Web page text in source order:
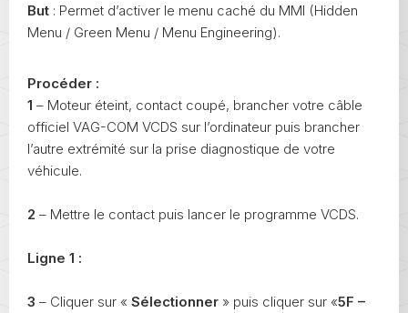
But : Permet d’activer le menu caché du MMI (Hidden
Menu / Green Menu / Menu Engineering).
Procéder :
1 – Moteur éteint, contact coupé, brancher votre câble
officiel VAG-COM VCDS sur l’ordinateur puis brancher
l’autre extrémité sur la prise diagnostique de votre
véhicule.
2 – Mettre le contact puis lancer le programme VCDS.
Ligne 1 :
3 – Cliquer sur « Sélectionner » puis cliquer sur «5F –